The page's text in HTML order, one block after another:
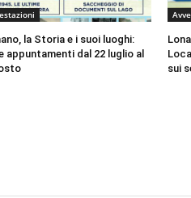
la Storia e i suoi luoghi:
appuntamenti dal 22 luglio al
sui